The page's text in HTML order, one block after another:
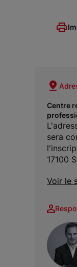
Centre
sera
17100
Voir le